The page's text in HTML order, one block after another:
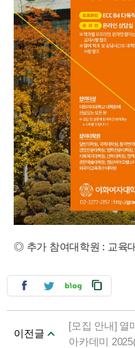
◎︎ 추가 참여대학원 : 교육
이전글
[모집 안내] 열
아카데미